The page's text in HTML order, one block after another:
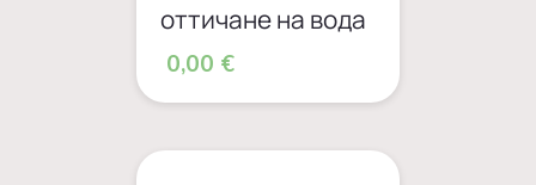
оттичане на вода
0,00 €